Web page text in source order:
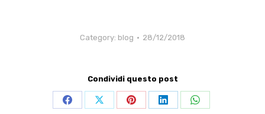
Category: blog 28/12/2018
Condividi questo post
Share Share Share Share Share